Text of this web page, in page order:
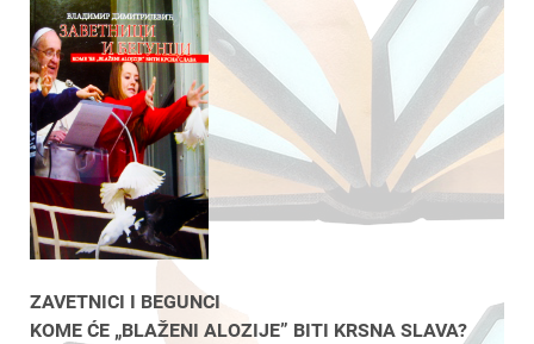
ZAVETNICI I BEGUNCI
KOME ĆE „BLAŽENI ALOZIJE” BITI KRSNA SLAVA?